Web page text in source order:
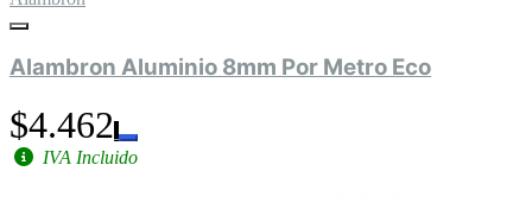
Alambron Aluminio 8mm Por Metro Eco
$4.462
IVA Incluido